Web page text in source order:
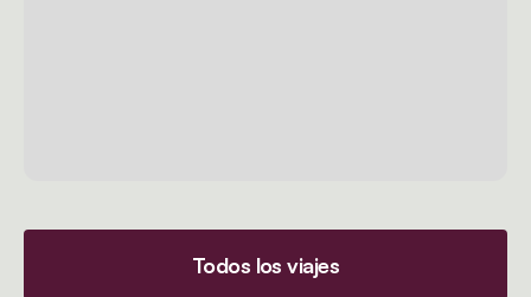
Todos los viajes